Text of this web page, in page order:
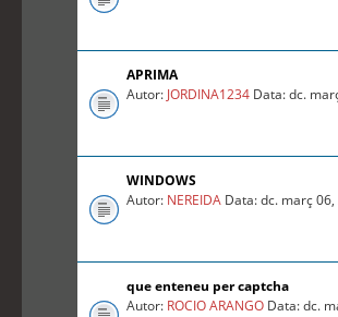
APRIMA
Autor: JORDINA1234 Data: dc.
WINDOWS
Autor: NEREIDA Data: dc. març
que enteneu per captcha
Autor: ROCIO ARANGO Data: dc.